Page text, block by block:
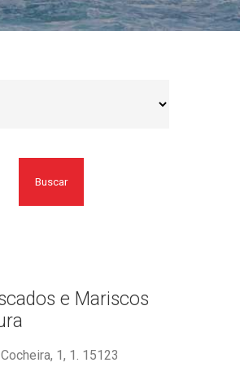
Buscar
e Mariscos
1, 1. 15123